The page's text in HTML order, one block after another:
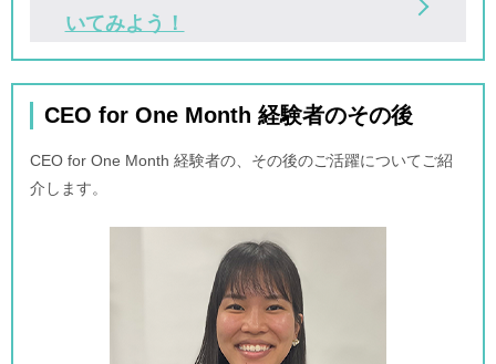
いてみよう！
CEO for One Month 経験者のその後
CEO for One Month 経験者の、その後のご活躍についてご紹
介します。